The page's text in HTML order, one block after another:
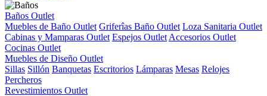
Baños Outlet
Muebles de Baño Outlet Griferîas Baño Outlet Loza Sanitaria Outlet
Cabinas y Mamparas Outlet Espejos Outlet Accesorios Outlet
Cocinas Outlet
Muebles de Diseño Outlet
Sillas Sillón Banquetas Escritorios Lámparas Mesas Relojes
Percheros
Revestimientos Outlet